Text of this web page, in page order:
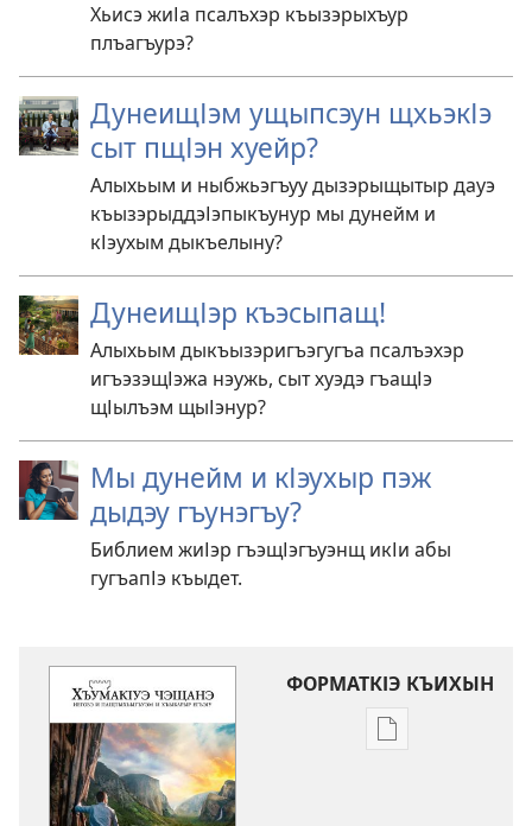
Хьисэ жиІа псалъхэр къызэрыхъур
плъагъурэ?
ДунеищІэм ущыпсэун щхьэкІэ
сыт пщІэн хуейр?
Алыхьым и ныбжьэгъуу дызэрыщытыр дауэ
къызэрыддэІэпыкъунур мы дунейм и
кІэухым дыкъелыну?
ДунеищІэр къэсыпащ!
Алыхьым дыкъызэригъэгугъа псалъэхэр
игъэзэщІэжа нэужь, сыт хуэдэ гъащІэ
щІылъэм щыІэнур?
Мы дунейм и кІэухыр пэж
дыдэу гъунэгъу?
Библием жиІэр гъэщІэгъуэнщ икІи абы
гугъапІэ къыдет.
ФОРМАТКІЭ КЪИХЫН
Тхыгъэу